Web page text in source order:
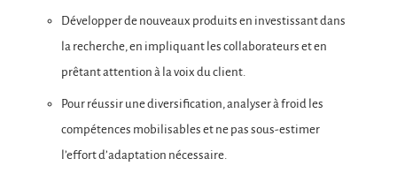
Développer de nouveaux produits en investissant dans
la recherche, en impliquant les collaborateurs et en
prêtant attention à la voix du client.
Pour réussir une diversification, analyser à froid les
compétences mobilisables et ne pas sous-estimer
l’effort d’adaptation nécessaire.